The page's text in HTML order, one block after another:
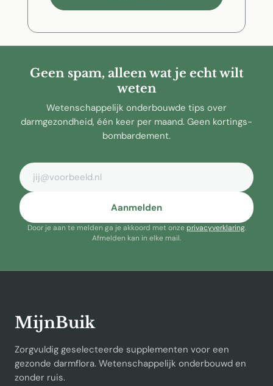
Geen spam, alleen wat je echt wilt
weten
Wetenschappelijk onderbouwde tips over
darmgezondheid, één keer per maand. Geen kortings-
bombardement.
E-mailadres
Aanmelden
Door je aan te melden ga je akkoord met onzeprivacyverklaring.
Afmelden kan in elke mail.
MijnBuik
Zorgvuldig geselecteerde supplementen voor een
gezonde darmflora. Wetenschappelijk onderbouwd en
zonder ruis.